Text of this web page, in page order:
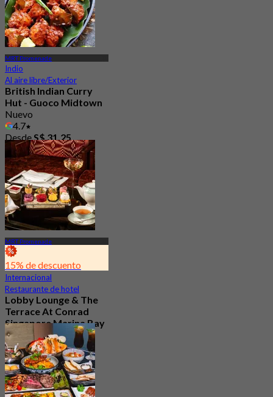
MRT Promenade
Indio
Al aire libre/Exterior
British Indian Curry
Hut - Guoco Midtown
Nuevo
4.7
DesdeS$ 31.25
MRT Promenade
15% de descuento
Internacional
Restaurante de hotel
Lobby Lounge & The
Terrace At Conrad
Singapore Marina Bay
Nuevo
4.7
DesdeS$ 56.05